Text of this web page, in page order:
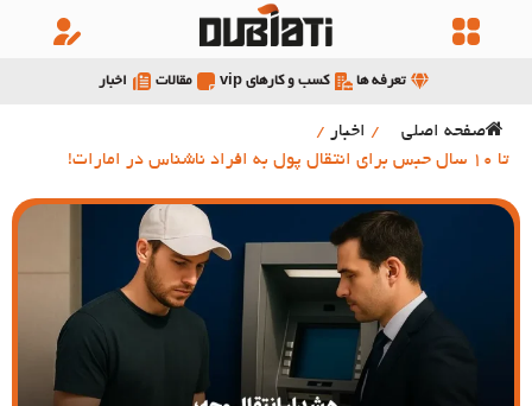
تعرفه ها کسب و کارهای vip مقالات اخبار
صفحه اصلی / اخبار /
تا 10 سال حبس برای انتقال پول به افراد ناشناس در امارات!